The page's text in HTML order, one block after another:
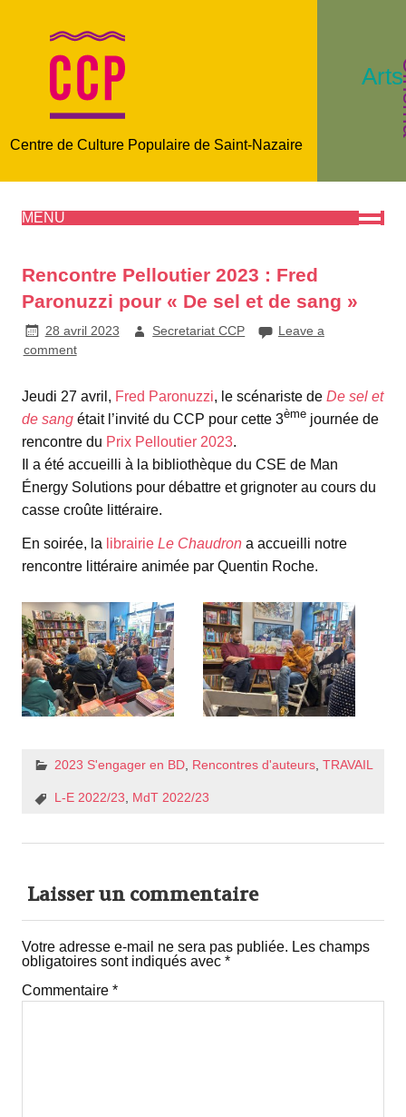
Centre de Culture Populaire de Saint-Nazaire
MENU
Rencontre Pelloutier 2023 : Fred
Paronuzzi pour « De sel et de sang »
28 avril 2023 Secretariat CCP
Leave a
comment
Jeudi 27 avril, Fred Paronuzzi, le scénariste de De sel et
de sang était l’invité du CCP pour cette 3ème journée de
rencontre du Prix Pelloutier 2023.
Il a été accueilli à la bibliothèque du CSE de Man
Énergy Solutions pour débattre et grignoter au cours du
casse croûte littéraire.
En soirée, la librairie Le Chaudron a accueilli notre
rencontre littéraire animée par Quentin Roche.
2023 S'engager en BD, Rencontres d'auteurs, TRAVAIL
L-E 2022/23 MdT 2022/23
Laisser un commentaire
Votre adresse e-mail ne sera pas publiée. Les champs
obligatoires sont indiqués avec *
Commentaire *